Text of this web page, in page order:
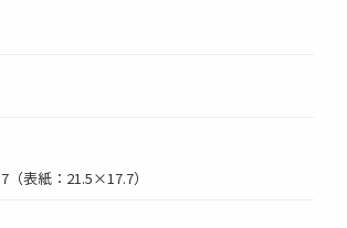
表紙：21.5×17.7）